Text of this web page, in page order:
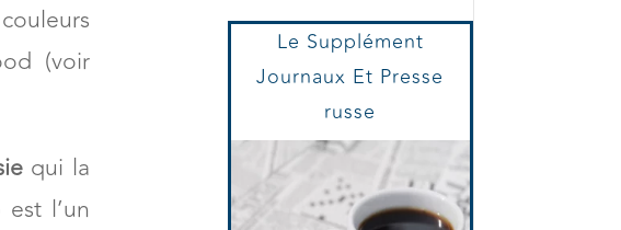
(voir
qui la
l’un
Le Supplément
Journaux Et Presse
russe